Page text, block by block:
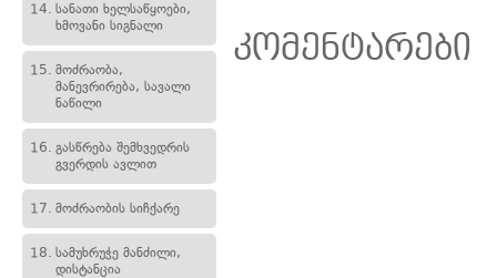
14. სანათი ხელსაწყოები,
ხმოვანი სიგნალი
15. მოძრაობა,
მანევრირება, სავალი
ნაწილი
16. გასწრება შემხვედრის
გვერდის ავლით
17. მოძრაობის სიჩქარე
18. სამუხრუჭე მანძილი,
დისტანცია
კომენტარები